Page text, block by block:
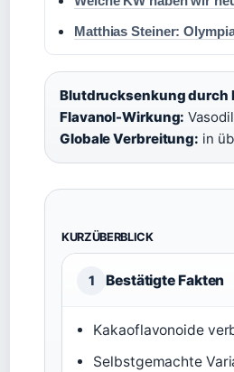
Matthias Steiner:
Blutdrucksenkung durch
Flavanol-Wirkung:
Globale Verbreitung: in
KURZÜBERBLICK
1 Bestätigte Fakten
Kakaoflavonoide
Selbstgemachte